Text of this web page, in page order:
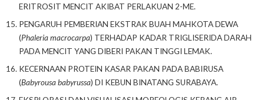
ERITROSIT MENCIT AKIBAT PERLAKUAN 2-ME.
PENGARUH PEMBERIAN EKSTRAK BUAH MAHKOTA DEWA
(Phaleria macrocarpa) TERHADAP KADAR TRIGLISERIDA DARAH
PADA MENCIT YANG DIBERI PAKAN TINGGI LEMAK.
KECERNAAN PROTEIN KASAR PAKAN PADA BABIRUSA
(Babyrousa babyrussa) DI KEBUN BINATANG SURABAYA.